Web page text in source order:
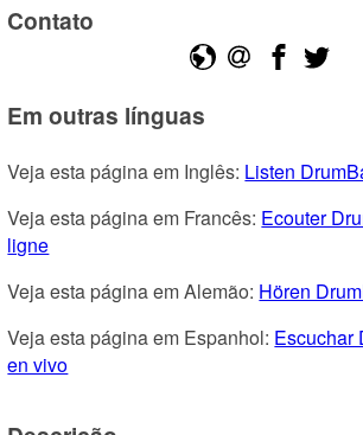
Contato
Em outras línguas
Veja esta página em Inglês: Listen
Veja esta página em Francês: Ecouter
ligne
Veja esta página em Alemão: Hören
Veja esta página em Espanhol: Escuchar
en vivo